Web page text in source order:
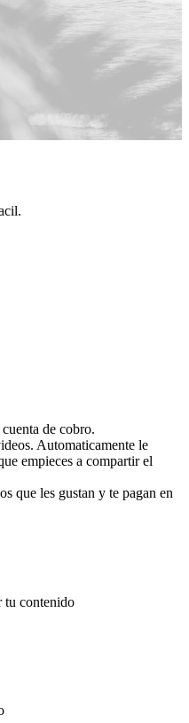
de cobro.
Automaticamente le
empieces a compartir el
que les gustan y te pagan en
tu contenido